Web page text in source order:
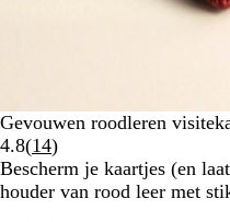
Gevouwen roodleren
4.8(14Lees
14
klantbeoordelingen
)
Bescherm je kaartjes (en
houder van rood leer met